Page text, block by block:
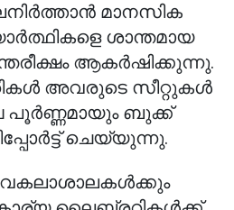
മാനസിക
ശാന്തമായ
ആകർഷിക്കുന്നു.
അവരുടെ സീറ്റുകൾ
പൂർണ്ണമായും ബുക്ക്
ചെയ്യുന്നു.